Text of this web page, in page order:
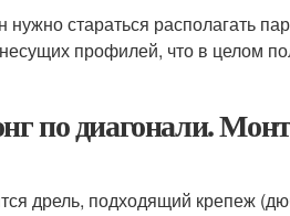
стараться располагать
профилей, что в целом
по диагонали.
дрель, подходящий крепеж